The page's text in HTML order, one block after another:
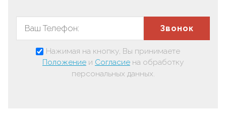
Звонок
Нажимая на кнопку, Вы принимаете
Положение и Согласие на обработку
персональных данных.